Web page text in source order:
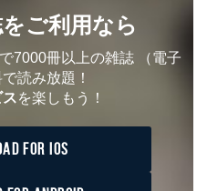
済代行・料金回収会社、広
包会社、配送会社、新聞
送・配達会社
、遅滞なくこれに応じま
ご利用なら
7000冊以上の雑誌 （電子
読み放題！
を楽しもう！
FOR IOS